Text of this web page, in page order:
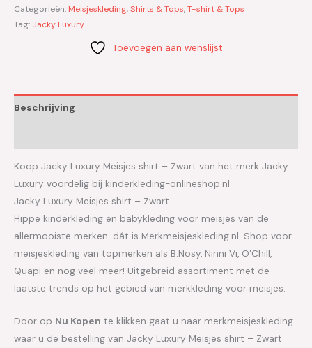
Categorieën: Meisjeskleding,Shirts & Tops,T-shirt & Tops
Tag: Jacky Luxury
Toevoegen aan wenslijst
Beschrijving
Koop Jacky Luxury Meisjes shirt – Zwart van het merk Jacky
Luxury voordelig bij kinderkleding-onlineshop.nl
Jacky Luxury Meisjes shirt – Zwart
Hippe kinderkleding en babykleding voor meisjes van de
allermooiste merken: dát is Merkmeisjeskleding.nl. Shop voor
meisjeskleding van topmerken als B.Nosy, Ninni Vi, O’Chill,
Quapi en nog veel meer! Uitgebreid assortiment met de
laatste trends op het gebied van merkkleding voor meisjes.
Door op Nu Kopen te klikken gaat u naar merkmeisjeskleding
waar u de bestelling van Jacky Luxury Meisjes shirt – Zwart